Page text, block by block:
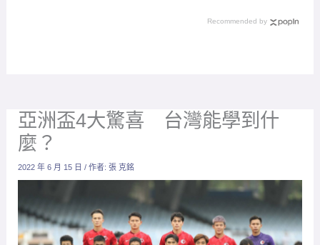
Recommended by
亞洲盃4大驚喜 台灣能學到什
麼？
2022 年 6 月 15 日/ 作者:張 克銘